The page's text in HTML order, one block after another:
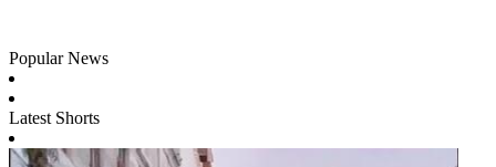
Popular News
Latest Shorts